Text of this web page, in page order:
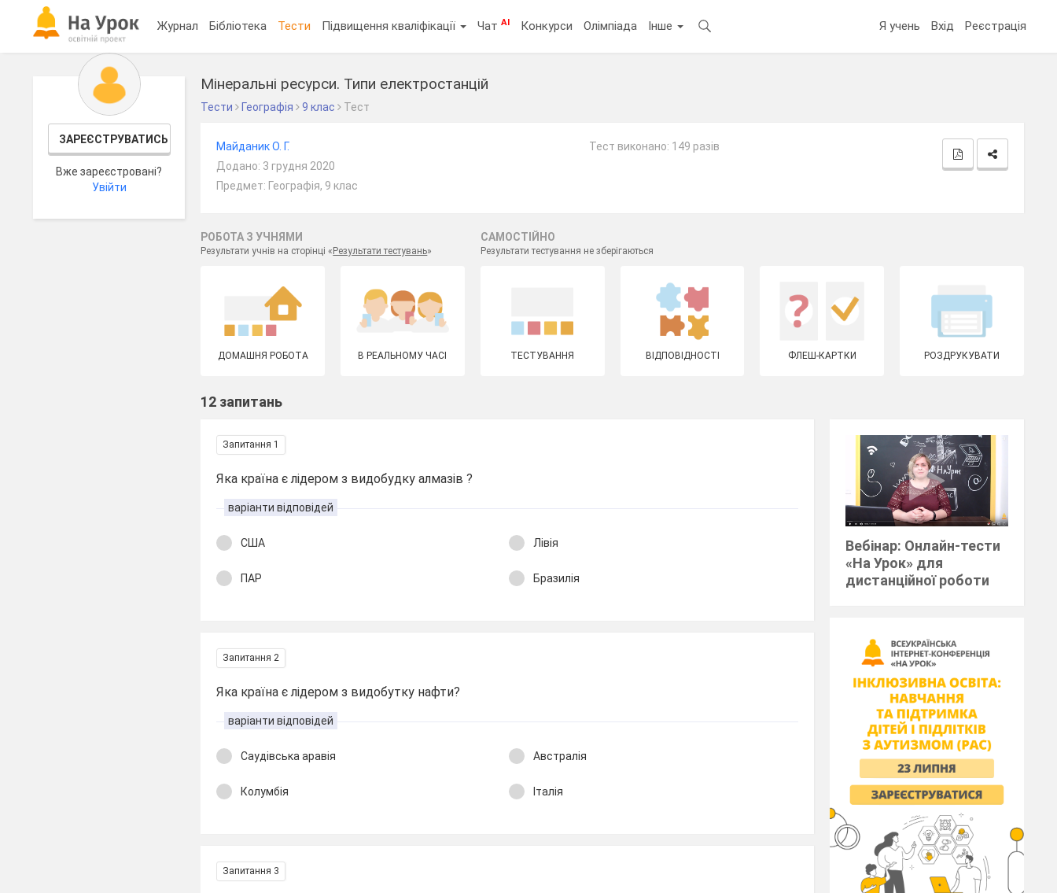
Журнал Бібліотека Тести Підвищення кваліфікації ЧатAI Конкурси Олімпіада Інше Я учень Вхід Реєстрація
ЗАРЕЄСТРУВАТИСЬ
Вже зареєстровані?
Увійти
Мінеральні ресурси. Типи електростанцій
Тести Географія 9 клас Тест
Майданик О. Г.
Додано: 3 грудня 2020
Предмет: Географія, 9 клас
Тест виконано: 149 разів
РОБОТА З УЧНЯМИ
Результати учнів на сторінці « Результати тестувань»
САМОСТІЙНО
Результати тестування не зберігаються
ДОМАШНЯ РОБОТА В РЕАЛЬНОМУ ЧАСІ ТЕСТУВАННЯ ВІДПОВІДНОСТІ ФЛЕШ-КАРТКИ РОЗДРУКУВАТИ
12 запитань
Запитання 1
Яка країна є лідером з видобудку алмазів ?
варіанти відповідей
США Лівія
ПАР Бразилія
Запитання 2
Яка країна є лідером з видобутку нафти?
варіанти відповідей
Саудівська аравія Австралія
Колумбія Італія
Запитання 3
Вебінар: Онлайн-тести
«На Урок» для
дистанційної роботи